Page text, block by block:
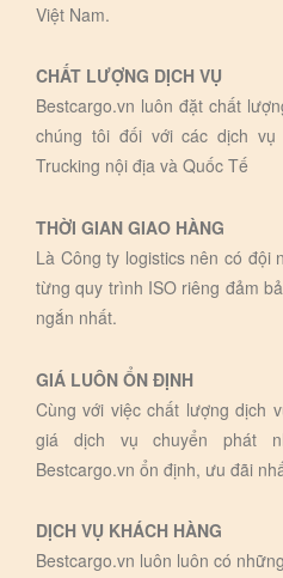
Việt Nam.
CHẤT LƯỢNG DỊCH VỤ
Bestcargo.vn luôn đặt chất
chúng tôi đối với các dịch
Trucking nội địa và Quốc Tế
THỜI GIAN GIAO HÀNG
Là Công ty logistics nên có đội
từng quy trình ISO riêng đảm
ngắn nhất.
GIÁ LUÔN ỔN ĐỊNH
Cùng với việc chất lượng dịch
giá dịch vụ chuyển phát
Bestcargo.vn ổn định, ưu đãi
DỊCH VỤ KHÁCH HÀNG
Bestcargo.vn luôn luôn có